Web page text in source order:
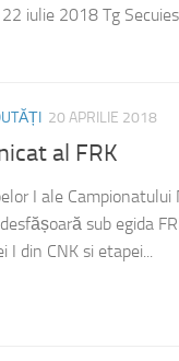
iulie 2018 Tg
20 APRILIE 2018
al FRK
I ale Campionatului
sub egida
I din CNK si etapei...